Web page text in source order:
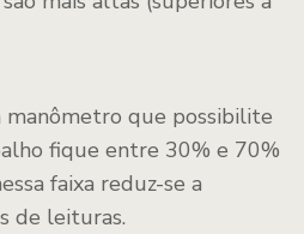
manômetro que possibilite
fique entre 30% e 70%
faixa reduz-se a
de leituras.